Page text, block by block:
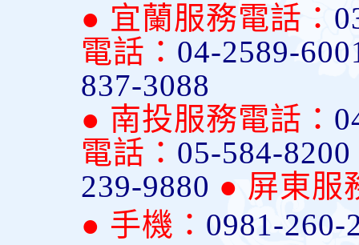
● 宜蘭服務電話：
電話： 04-2589-
837-3088
● 南投服務電話：
電話： 05-584-8200
239-9880 ● 屏東服
● 手機： 0981-260-